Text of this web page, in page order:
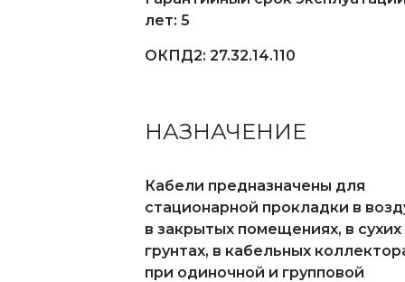
лет: 5
ОКПД2: 27.32.14.110
НАЗНАЧЕНИЕ
Кабели предназначены для
стационарной прокладки в
в закрытых помещениях, в сухих
грунтах, в кабельных
при одиночной и групповой